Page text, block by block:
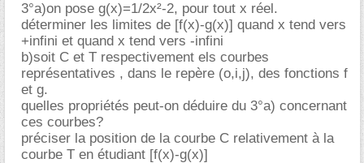
3°a)on pose g(x)=1/2x²-2, pour tout x réel.
déterminer les limites de [f(x)-g(x)] quand x tend vers
+infini et quand x tend vers -infini
b)soit C et T respectivement els courbes
représentatives , dans le repère (o,i,j), des fonctions f
et g.
quelles propriétés peut-on déduire du 3°a) concernant
ces courbes?
préciser la position de la courbe C relativement à la
courbe T en étudiant [f(x)-g(x)]